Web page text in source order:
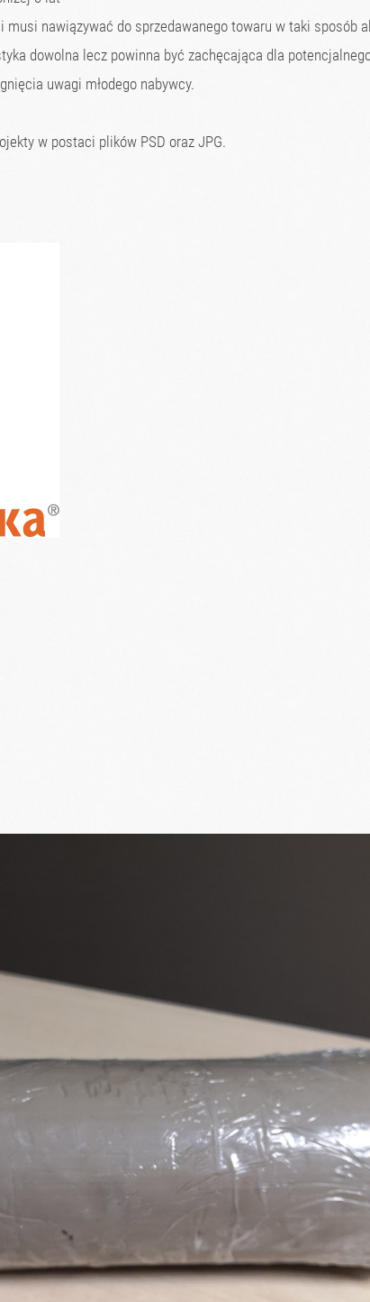
nawiązywać do sprzedawanego towaru w taki sposób
dowolna lecz powinna być zachęcająca dla
uwagi młodego nabywcy.
w postaci plików PSD oraz JPG.